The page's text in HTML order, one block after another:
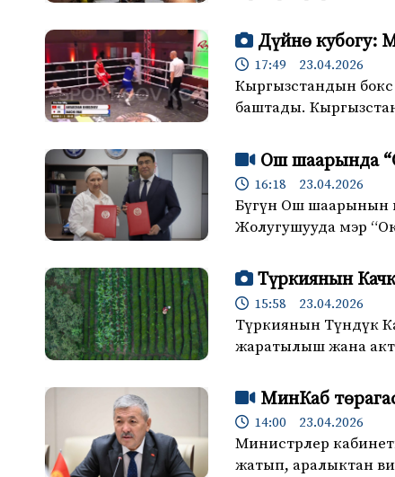
Дүйнө кубогу:
17:49 23.04.2026
Кыргызстандын
баштады.
Ош шаарында
16:18 23.04.2026
Бүгүн Ош шаарынын
Жолугушууда мэр
Түркиянын
15:58 23.04.2026
Түркиянын Түндүк
жаратылыш жана
МинКаб
14:00 23.04.2026
Министрлер
жатып, аралыктан